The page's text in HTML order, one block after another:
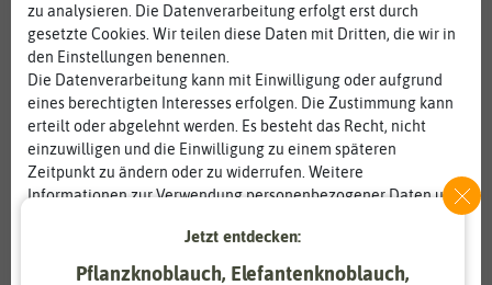
zu analysieren. Die Datenverarbeitung erfolgt erst durch
gesetzte Cookies. Wir teilen diese Daten mit Dritten, die wir in
den Einstellungen benennen.
Die Datenverarbeitung kann mit Einwilligung oder aufgrund
eines berechtigten Interesses erfolgen. Die Zustimmung kann
erteilt oder abgelehnt werden. Es besteht das Recht, nicht
einzuwilligen und die Einwilligung zu einem späteren
Zeitpunkt zu ändern oder zu widerrufen. Weitere
Informationen zur Verwendung personenbezogener Daten und
Essenziell Statistik
Jetzt entdecken:
Pflanzknoblauch, Elefantenknoblauch,